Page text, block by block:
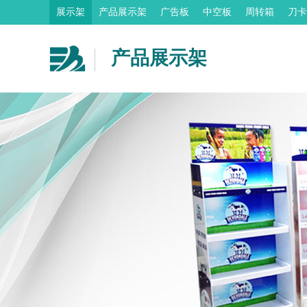
展示架 产品展示架 广告板 中空板 周转箱 刀卡
产品展示架